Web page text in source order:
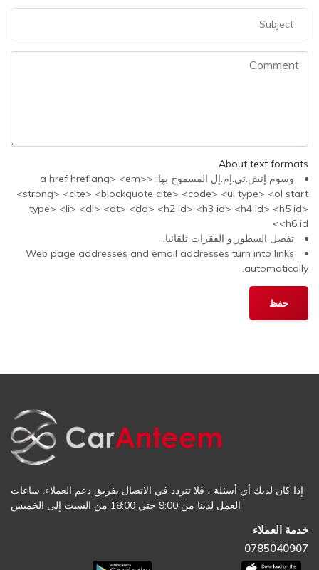
About text formats
وسوم إتش.تي.إم.إل المسموح بها: <a href hreflang> <em>
<strong> <cite> <blockquote cite> <code> <ul type> <ol start
type> <li> <dl> <dt> <dd> <h2 id> <h3 id> <h4 id> <h5 id>
<h6 id>
تفصل السطور و الفقرات تلقائيا.
Web page addresses and email addresses turn into links
automatically.
إذا كان لديك أي أسئلة ، فلا تتردد في الاتصال بفريق دعم العملاء. ساعات
العمل لدينا من 9:00 حتي 18:00 من السبت إلى الخميس
خدمة العملاء
0785040907